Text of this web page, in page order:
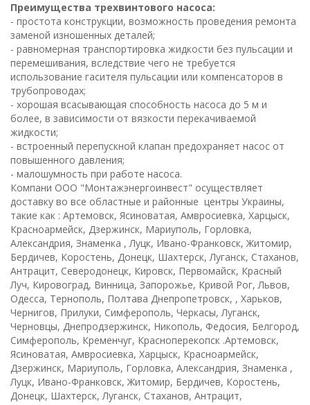
Преимущества трехвинтового насоса:
- простота конструкции, возможность проведения ремонта
заменой изношенных деталей;
- равномерная транспортировка жидкости без пульсации и
перемешивания, вследствие чего не требуется
использование гасителя пульсации или компенсаторов в
трубопроводах;
- хорошая всасывающая способность насоса до 5 м и
более, в зависимости от вязкости перекачиваемой
жидкости;
- встроенный перепускной клапан предохраняет насос от
повышенного давления;
- малошумность при работе насоса.
Компани ООО "Монтажэнергоинвест" осуществляет
доставку во все областные и районные центры Украины,
такие как : Артемовск, Ясиноватая, Амвросиевка, Харцыск,
Красноармейск, Дзержинск, Мариуполь, Горловка,
Александрия, Знаменка , Луцк, Ивано-Франковск, Житомир,
Бердичев, Коростень, Донецк, Шахтерск, Луганск, Стаханов,
Антрацит, Северодонецк, Кировск, Первомайск, Красный
Луч, Кировоград, Винница, Запорожье, Кривой Рог, Львов,
Одесса, Тернополь, Полтава Днепропетровск, , Харьков,
Чернигов, Прилуки, Симферополь, Черкасы, Луганск,
Черновцы, Днепродзержинск, Никополь, Федосия, Белгород,
Симферополь, Кременчуг, Красноперекопск .Артемовск,
Ясиноватая, Амвросиевка, Харцыск, Красноармейск,
Дзержинск, Мариуполь, Горловка, Александрия, Знаменка ,
Луцк, Ивано-Франковск, Житомир, Бердичев, Коростень,
Донецк, Шахтерск, Луганск, Стаханов, Антрацит,